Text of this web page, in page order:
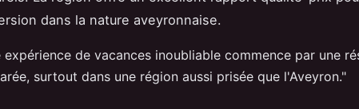
dans la nature aveyronnaise.
expérience de vacances inoubliable commence par une
surtout dans une région aussi prisée que l'Aveyron."